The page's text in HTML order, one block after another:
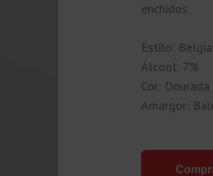
enchidos.
Estilo:
Álcool: 7%
Cor:
Amargor: